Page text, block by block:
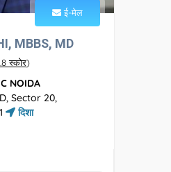
ई-मेल
MBBS, MD
स्कोर)
NOIDA
Sector 20,
दिशा